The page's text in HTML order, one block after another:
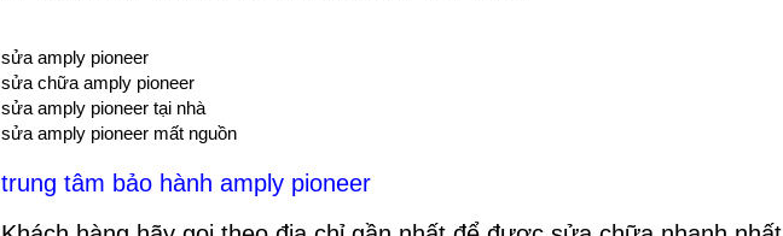
sửa amply pioneer
sửa chữa amply pioneer
sửa amply pioneer tại nhà
sửa amply pioneer mất nguồn
trung tâm bảo hành amply pioneer